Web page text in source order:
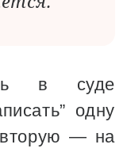
в суде
одну
— на